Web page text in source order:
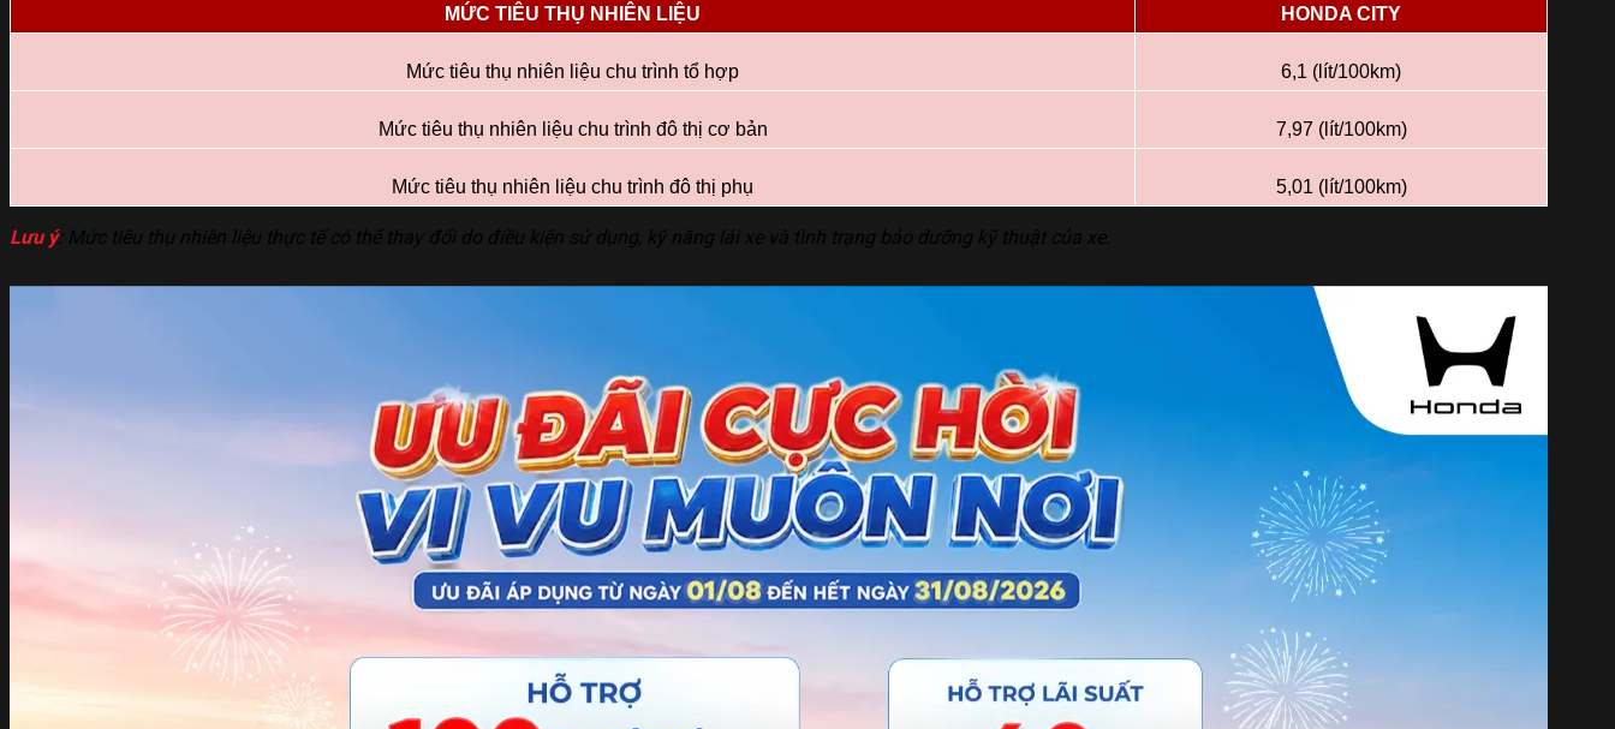
MỨC TIÊU THỤ NHIÊN LIỆU HONDA CITY
Mức tiêu thụ nhiên liệu chu trình tổ hợp 6,1 (lít/100km)
Mức tiêu thụ nhiên liệu chu trình đô thị cơ bản 7,97 (lít/100km)
Mức tiêu thụ nhiên liệu chu trình đô thị phụ 5,01 (lít/100km)
Lưu ý: Mức tiêu thụ nhiên liệu thực tế có thể thay đổi do điều kiện sử dụng, kỹ năng lái xe và tình trạng bảo dưỡng kỹ thuật của xe.